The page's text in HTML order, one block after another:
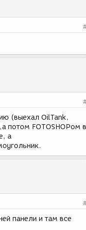
(выехал OilTank,
потом FOTOSHOPом в
а
панели и там все